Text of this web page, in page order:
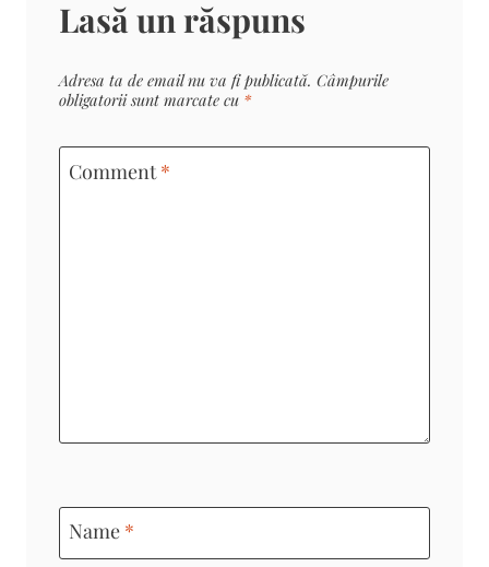
Lasă un răspuns
Adresa ta de email nu va fi publicată. Câmpurile
obligatorii sunt marcate cu *
Comment*
Name *